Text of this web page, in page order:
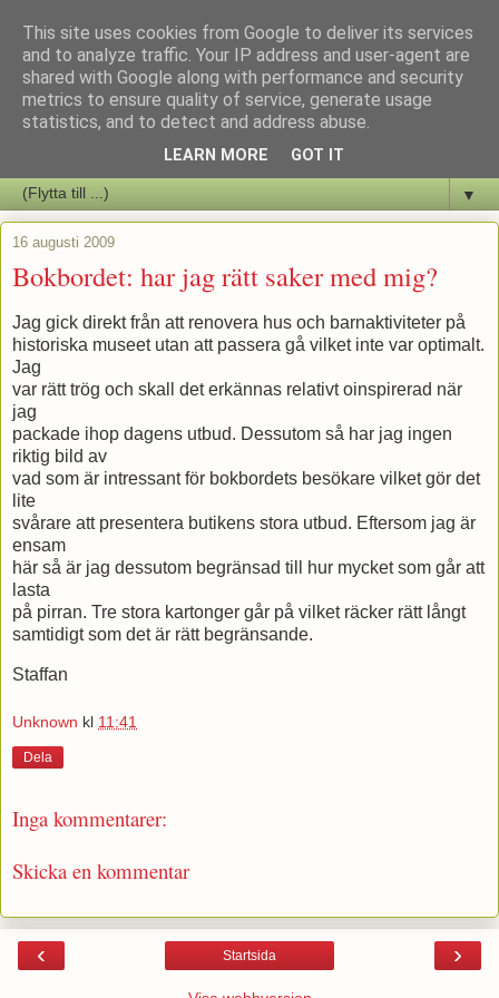
Staffars Seriers Blog
Vi skriver om serienyheter av alla de slag samt om vad som sker i
▼
16 augusti 2009
Bokbordet: har jag rätt saker med mig?
Jag gick direkt från att renovera hus och barnaktiviteter på
historiska museet utan att passera gå vilket inte var optimalt.
Jag
var rätt trög och skall det erkännas relativt oinspirerad när
jag
packade ihop dagens utbud. Dessutom så har jag ingen
riktig bild av
vad som är intressant för bokbordets besökare vilket gör det
lite
svårare att presentera butikens stora utbud. Eftersom jag är
ensam
här så är jag dessutom begränsad till hur mycket som går att
lasta
på pirran. Tre stora kartonger går på vilket räcker rätt långt
samtidigt som det är rätt begränsande.
Staffan
Unknown kl 11:41
Dela
Inga kommentarer:
Skicka en kommentar
‹ ›
Startsida
This site uses cookies from Google to deliver its services
and to analyze traffic. Your IP address and user-agent are
shared with Google along with performance and security
metrics to ensure quality of service, generate usage
statistics, and to detect and address abuse.
LEARN MORE GOT IT